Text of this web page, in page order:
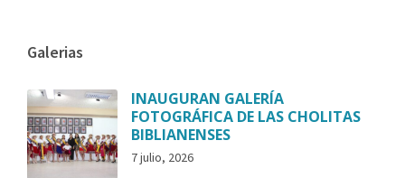
Galerias
INAUGURAN GALERÍA
FOTOGRÁFICA DE LAS CHOLITAS
BIBLIANENSES
7 julio, 2026